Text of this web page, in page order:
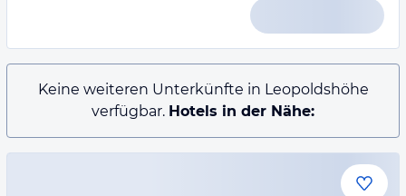
Keine weiteren Unterkünfte in Leopoldshöhe
verfügbar. Hotels in der Nähe: